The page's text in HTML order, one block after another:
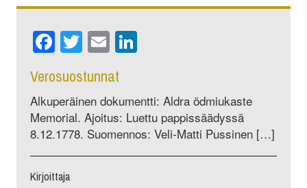
Facebook
Twitter
EmailLinkedIn
Verosuostunnat
Alkuperäinen dokumentti: Aldra ödmiukaste
Memorial. Ajoitus: Luettu pappissäädyssä
8.12.1778. Suomennos: Veli-Matti Pussinen […]
Kirjoittaja